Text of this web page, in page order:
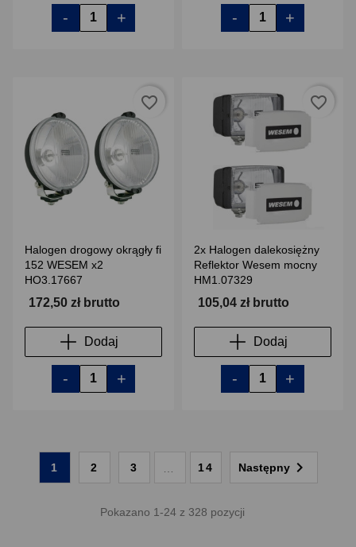
- + - +
Halogen drogowy okrągły fi
152 WESEM x2
HO3.17667
172,50 zł brutto
Dodaj
- +
favorite_border
2x Halogen dalekosiężny
Reflektor Wesem mocny
HM1.07329
105,04 zł brutto
Dodaj
- +
favorite_border
Pokazano 1-24 z 328 pozycji
1 2 3 14 Następny